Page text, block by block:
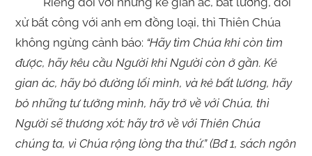
xử bất công với anh em đồng loại, thì Thiên Chúa
không ngừng cảnh báo: “Hãy tìm Chúa khi còn tìm
được, hãy kêu cầu Người khi Người còn ở gần. Kẻ
gian ác, hãy bỏ đường lối mình, và kẻ bất lương, hãy
bỏ những tư tưởng mình, hãy trở về với Chúa, thì
Người sẽ thương xót; hãy trở về với Thiên Chúa
chúng ta, vì Chúa rộng lòng tha thứ.” (Bđ 1, sách ngôn